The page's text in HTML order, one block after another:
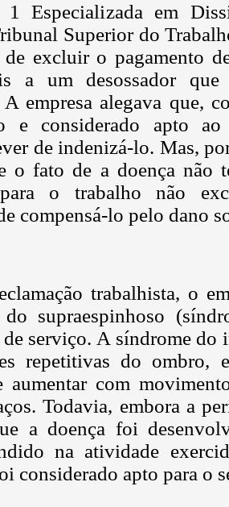
1 Especializada em
Superior do
excluir o pagamento
a um desossador que
empresa alegava que,
e considerado apto ao
de indenizá-lo. Mas,
o fato de a doença não
para o trabalho não
compensá-lo pelo dano
trabalhista, o
do supraespinhoso
serviço. A síndrome do
repetitivas do ombro,
aumentar com
Todavia, embora a
a doença foi
na atividade
considerado apto para o